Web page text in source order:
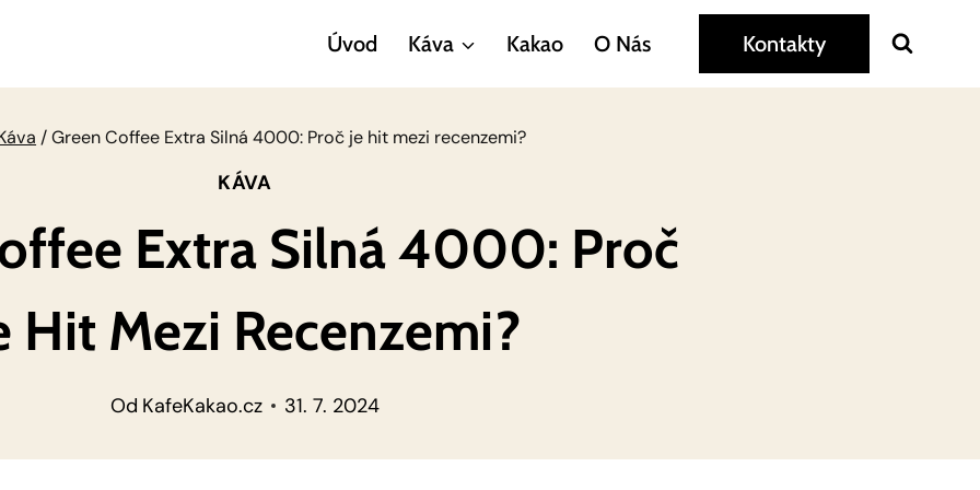
Úvod Káva Kakao O Nás Kontakty
/Green Coffee Extra Silná 4000: Proč je hit mezi recenzemi?
KÁVA
Extra Silná 4000: Proč
Hit Mezi Recenzemi?
Od KafeKakao.cz 31. 7. 2024